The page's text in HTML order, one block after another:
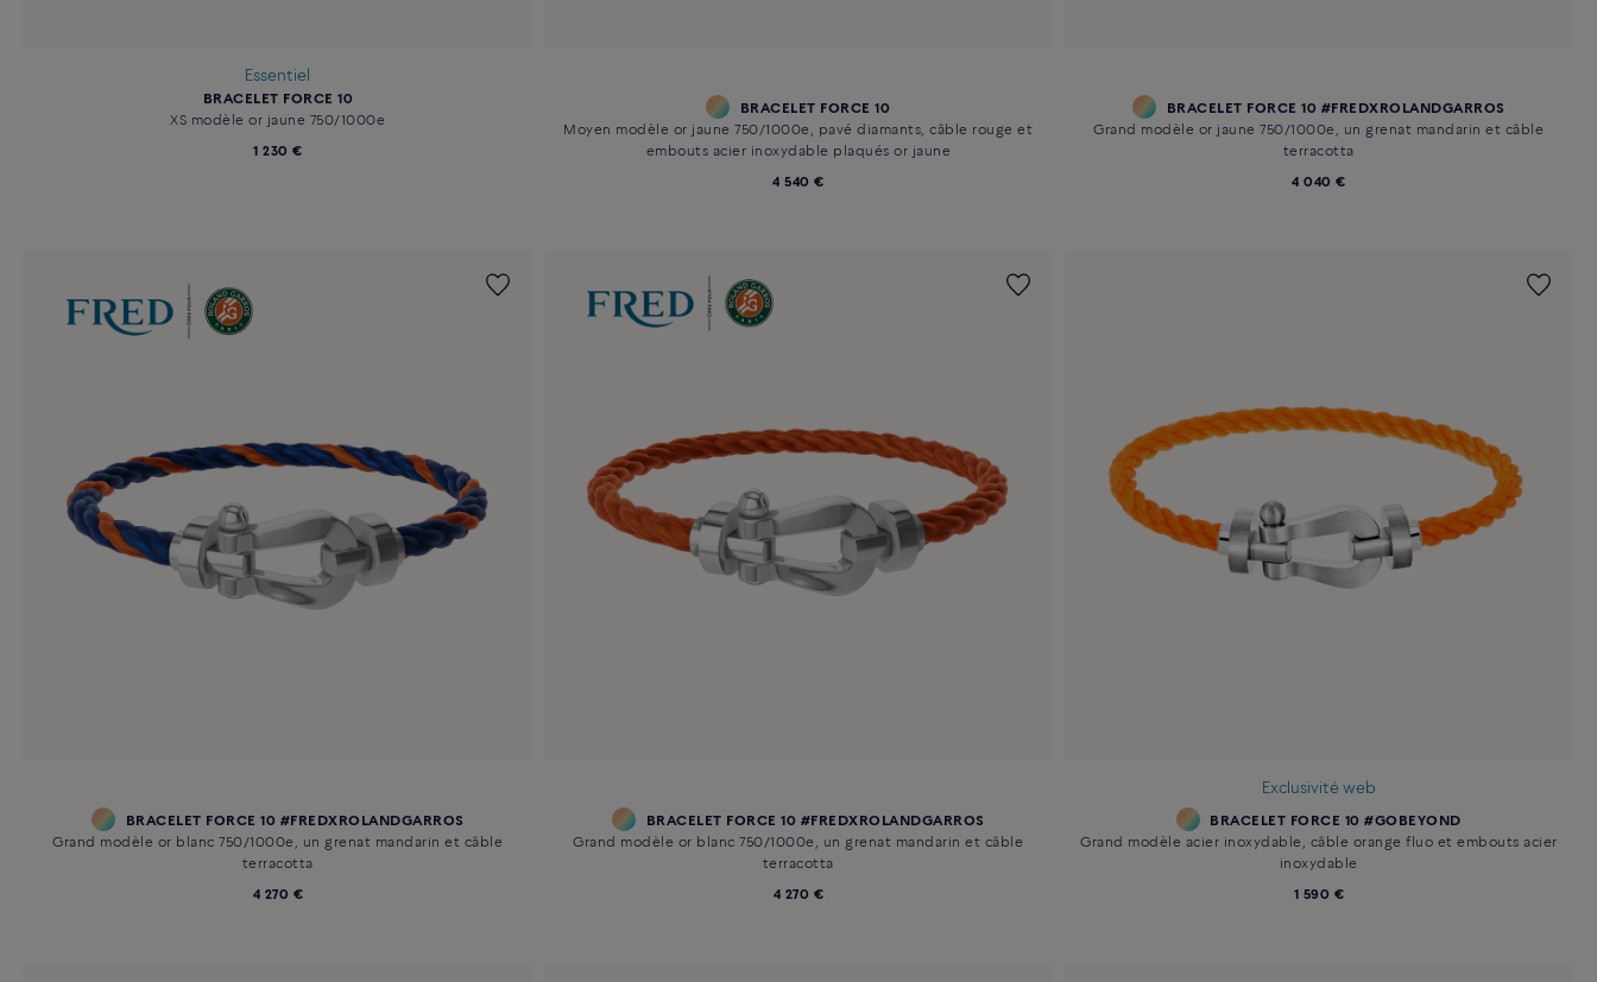
Essentiel
BRACELET FORCE 10
XS modèle or jaune 750/1000e
1 230 €
BRACELET FORCE 10
Moyen modèle or jaune 750/1000e, pavé diamants, câble rouge et
embouts acier inoxydable plaqués or jaune
4 540 €
BRACELET FORCE 10 #FREDXROLANDGARROS
Grand modèle or jaune 750/1000e, un grenat mandarin et câble
terracotta
4 040 €
BRACELET FORCE 10 #FREDXROLANDGARROS
Grand modèle or blanc 750/1000e, un grenat mandarin et câble
terracotta
4 270 €
BRACELET FORCE 10 #FREDXROLANDGARROS
Grand modèle or blanc 750/1000e, un grenat mandarin et câble
terracotta
4 270 €
Exclusivité web
BRACELET FORCE 10 #GOBEYOND
Grand modèle acier inoxydable, câble orange fluo et embouts acier
inoxydable
1 590 €